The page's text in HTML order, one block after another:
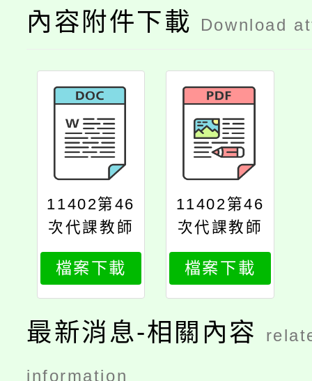
內容附件下載 Download
11402第46
次代課教師
甄選簡章公
告版
檔案下載
11402第46
次代課教師
甄選簡章公
告版
檔案下載
最新消息-相關內容
information